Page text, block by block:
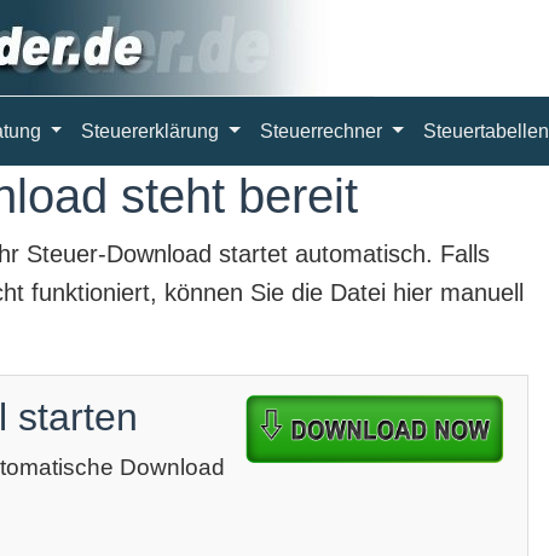
Steuererklärung Steuerrechner Steuertabellen
steht bereit
Steuer-Download startet automatisch. Falls
funktioniert, können Sie die Datei hier manuell
starten
Download